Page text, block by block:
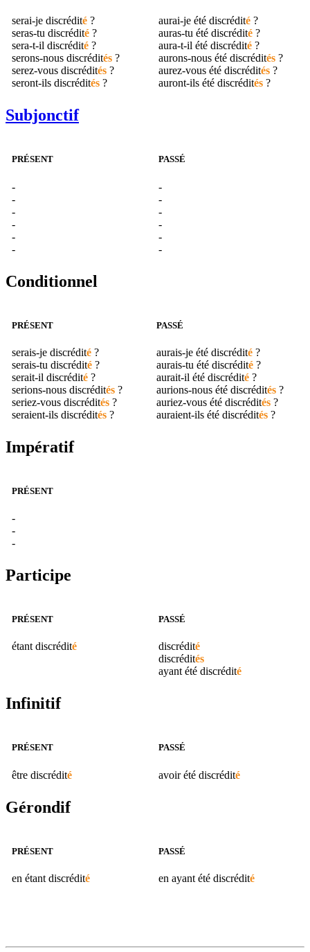
serai-je discrédité ?
seras-tu discrédité ?
sera-t-il discrédité ?
serons-nous discrédités ?
serez-vous discrédités ?
seront-ils discrédités ?
aurai-je été discrédité?
auras-tu été discrédité?
aura-t-il été discrédité?
aurons-nous été discrédités?
aurez-vous été discrédités?
auront-ils été discrédités?
Subjonctif
PRÉSENT
-
-
-
-
-
-
PASSÉ
-
-
-
-
-
-
Conditionnel
PRÉSENT
serais-je discrédité ?
serais-tu discrédité ?
serait-il discrédité ?
serions-nous discrédités ?
seriez-vous discrédités ?
seraient-ils discrédités ?
PASSÉ
aurais-je été discrédité ?
aurais-tu été discrédité ?
aurait-il été discrédité ?
aurions-nous été discrédités ?
auriez-vous été discrédités ?
auraient-ils été discrédités ?
Impératif
PRÉSENT
-
-
-
Participe
PRÉSENT
étant discrédité
PASSÉ
discrédité
discrédités
ayant été discrédité
Infinitif
PRÉSENT
être discrédité
PASSÉ
avoir été discrédité
Gérondif
PRÉSENT
en étant discrédité
PASSÉ
en ayant été discrédité